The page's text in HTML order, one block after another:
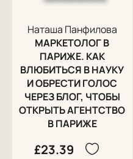
Наташа Панфилова
МАРКЕТОЛОГ В
ПАРИЖЕ. КАК
ВЛЮБИТЬСЯ В НАУКУ
И ОБРЕСТИ ГОЛОС
ЧЕРЕЗ БЛОГ, ЧТОБЫ
ОТКРЫТЬ АГЕНТСТВО
В ПАРИЖЕ
£23.39